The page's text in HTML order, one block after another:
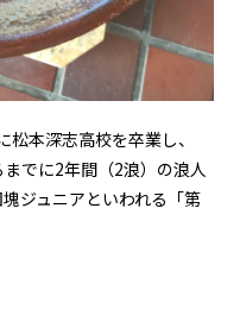
本深志高校を卒業し、
でに2年間（2浪）の浪人
ジュニアといわれる「第